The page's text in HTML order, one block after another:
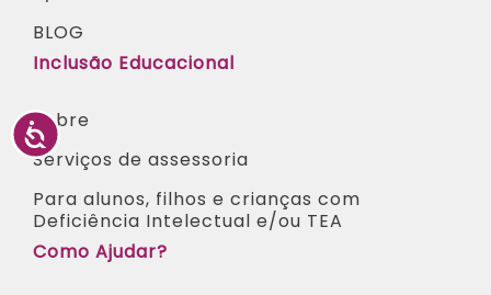
BLOG
Inclusão Educacional
Sobre
Serviços de assessoria
Para alunos, filhos e crianças com
Deficiência Intelectual e/ou TEA ​
Como Ajudar?